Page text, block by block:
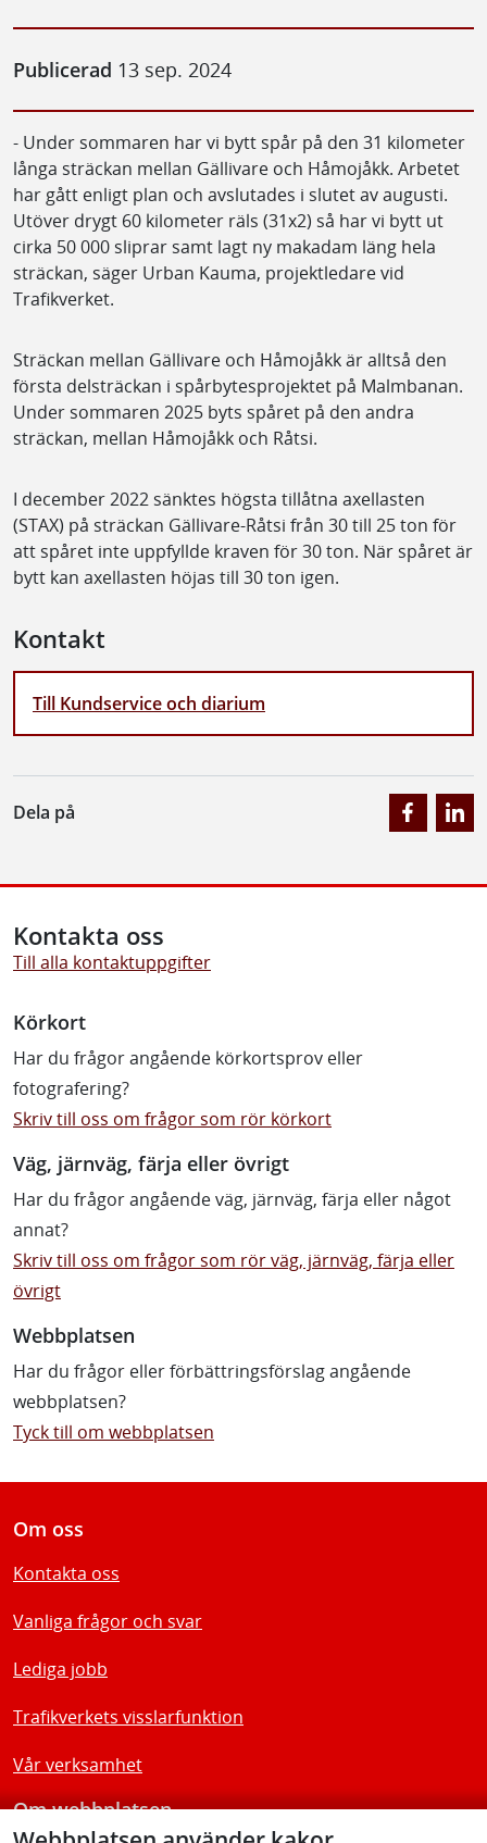
Publicerad 13 sep. 2024
- Under sommaren har vi bytt spår på den 31 kilometer
långa sträckan mellan Gällivare och Håmojåkk. Arbetet
har gått enligt plan och avslutades i slutet av augusti.
Utöver drygt 60 kilometer räls (31x2) så har vi bytt ut
cirka 50 000 sliprar samt lagt ny makadam läng hela
sträckan, säger Urban Kauma, projektledare vid
Trafikverket.
Sträckan mellan Gällivare och Håmojåkk är alltså den
första delsträckan i spårbytesprojektet på Malmbanan.
Under sommaren 2025 byts spåret på den andra
sträckan, mellan Håmojåkk och Råtsi.
I december 2022 sänktes högsta tillåtna axellasten
(STAX) på sträckan Gällivare-Råtsi från 30 till 25 ton för
att spåret inte uppfyllde kraven för 30 ton. När spåret är
bytt kan axellasten höjas till 30 ton igen.
Kontakt
Till Kundservice och diarium
Dela på
Kontakta oss
Till alla kontaktuppgifter
Körkort
Har du frågor angående körkortsprov eller
fotografering?
Skriv till oss om frågor som rör körkort
Väg, järnväg, färja eller övrigt
Har du frågor angående väg, järnväg, färja eller något
annat?
Skriv till oss om frågor som rör väg, järnväg, färja eller
övrigt
Webbplatsen
Har du frågor eller förbättringsförslag angående
webbplatsen?
Tyck till om webbplatsen
Om oss
Kontakta oss
Vanliga frågor och svar
Lediga jobb
Trafikverkets visslarfunktion
Vår verksamhet
Om webbplatsen